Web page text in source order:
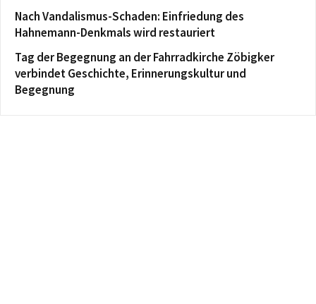
Nach Vandalismus-Schaden: Einfriedung des
Hahnemann-Denkmals wird restauriert
Tag der Begegnung an der Fahrradkirche Zöbigker
verbindet Geschichte, Erinnerungskultur und
Begegnung